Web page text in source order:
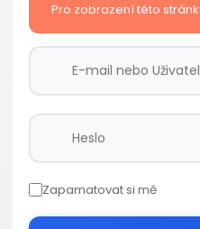
Pro zobrazení této
Zapamatovat si mě